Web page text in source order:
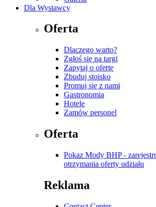
Dla Wystawcy
Oferta
Dlaczego warto?
Zgłoś się na targi
Zapytaj o ofertę
Zbuduj stoisko
Promuj się z nami
Gastronomia
Hotele
Zamów personel
Oferta
Pokaz Mody BHP -
otrzymania oferty udziału
Reklama